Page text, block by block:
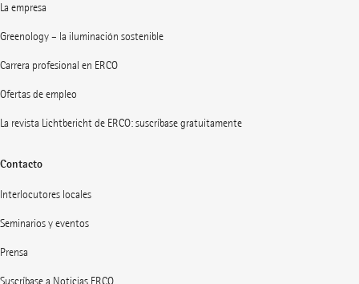
La empresa
Greenology – la iluminación sostenible
Carrera profesional en ERCO
Ofertas de empleo
La revista Lichtbericht de ERCO: suscríbase gratuitamente
Contacto
Interlocutores locales
Seminarios y eventos
Prensa
Suscríbase a Noticias ERCO